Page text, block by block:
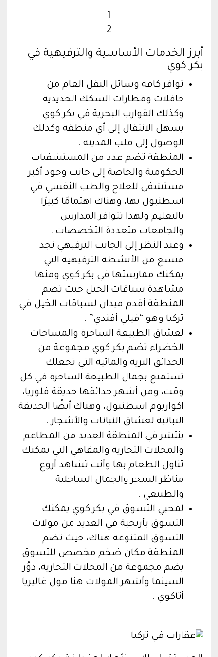
1
2
أبرز الخدمات الأساسية والترفيهية في
بكر كوي
توافر كافة وسائل النقل العام من
حافلات وقطارات السكك الحديدية
وكذلك القوارب البحرية في بكر كوي
يسهل الانتقال إلى أي منطقة وكذلك
الوصول إلى قلب المدينة .
المنطقة تضم عدد من المستشفيات
الحكومية والخاصة إلى جانب وجود أكبر
مستشفى للعلاج والطب النفسي في
اسطنبول بها، وهناك اهتمامًا كبيرًا
بالتعليم ولهذا تتوافر المدارس
والجامعات متعددة التخصصات .
وعند النظر إلى الجانب الترفيهي نجد
متسع من الأنشطة الترفيهية التي
يمكنك ممارستها في بكر كوي ومنها
مشاهدة سباقات الخيل حيث تضم
المنطقة أقدم ميدان لسباقات الخيل في
تركيا وهو “فيلي أفندي” .
لعشاق الطبيعة الساحرة والمساحات
الخضراء تضم بكر كوي مجموعة من
الحدائق البرية والمائية التي تجعلك
تستمتع بجمال الطبيعة الساحرة في كل
وقت، ومن أشهر حدائقها حديقة فلوريا،
اكواريوم اسطنبول، وهناك أيضًا الحديقة
النباتية لعشاق النباتات والأشجار .
ينتشر في المنطقة العديد من المطاعم
والمحلات التجارية والمقاهي التي يمكنك
تناول الطعام بها وأنت تشاهد أروع
مناظر السحر والجمال الساحلية
والطبيعي .
لمحبي التسوق في بكر كوي يمكنك
التسوق بأريحية في العديد من مولات
التسوق المتنوعة هناك، حيث تضم
المنطقة مكان ضخم مخصص للتسوق
يضم مجموعة من المحلات التجارية، دوُر
السينما وأشهر المولات هنا مول غاليريا
أتاكوي .